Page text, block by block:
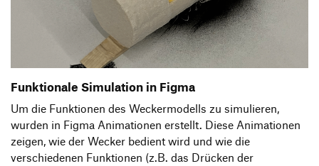
Funktionale Simulation in Figma
Um die Funktionen des Weckermodells zu simulieren,
wurden in Figma Animationen erstellt. Diese Animationen
zeigen, wie der Wecker bedient wird und wie die
verschiedenen Funktionen (z.B. das Drücken der